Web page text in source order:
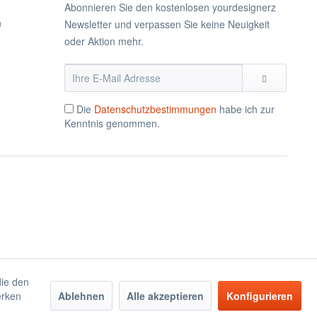
Abonnieren Sie den kostenlosen yourdesignerz
Newsletter und verpassen Sie keine Neuigkeit
oder Aktion mehr.
Die Datenschutzbestimmungen habe ich zur
Kenntnis genommen.
den
Ablehnen Alle akzeptieren Konfigurieren